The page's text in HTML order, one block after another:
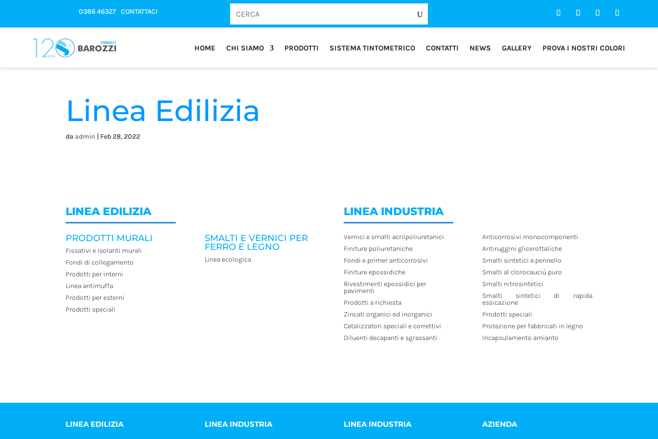
0386 46327 CONTATTACI
HOME CHI SIAMO PRODOTTI SISTEMA TINTOMETRICO CONTATTI NEWS GALLERY PROVA I NOSTRI COLORI
Linea Edilizia
da admin | Feb 28, 2022
LINEA EDILIZIA LINEA INDUSTRIA
PRODOTTI MURALI
Fissativi e isolanti murali
Fondi di collegamento
Prodotti per interni
Linea antimuffa
Prodotti per esterni
Prodotti speciali
SMALTI E VERNICI PER
FERRO E LEGNO
Linea ecologica
Vernici e smalti acrilpoliuretanici
Finiture poliuretaniche
Fondi e primer anticorrosivi
Finiture epossidiche
Rivestimenti epossidici per
pavimenti
Prodotti a richiesta
Zincati organici ed inorganici
Catalizzatori speciali e correttivi
Diluenti decapanti e sgrassanti
Anticorrosivi monocomponenti
Antiruggini gliceroftaliche
Smalti sintetici a pennello
Smalti al clorocauciù puro
Smalti nitrosintetici
Smalti sintetici di rapida
essicazione
Prodotti speciali
Protezione per fabbricati in legno
Incapsulamento amianto
LINEA EDILIZIA LINEA INDUSTRIA LINEA INDUSTRIA AZIENDA